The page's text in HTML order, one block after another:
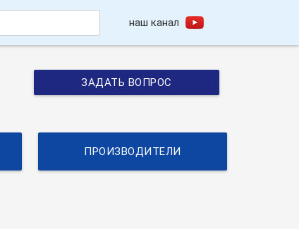
наш канал
ЗАДАТЬ ВОПРОС
ПРОИЗВОДИТЕЛИ